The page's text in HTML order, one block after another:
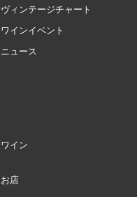
ヴィンテージチャート
ワインイベント
ニュース
ワイン
お店